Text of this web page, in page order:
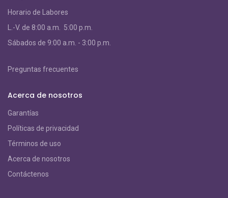
Horario de Labores
L.-V. de 8:00 a.m. 5:00 p.m.
Sábados de 9:00 a.m. - 3:00 p.m.
Preguntas frecuentes
Acerca de nosotros
Garantías
Políticas de privacidad
Términos de uso
Acerca de nosotros
Contáctenos